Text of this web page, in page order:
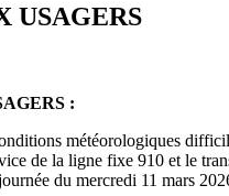
USAGERS
:
météorologiques
de la ligne fixe 910 et le
du mercredi 11 mars